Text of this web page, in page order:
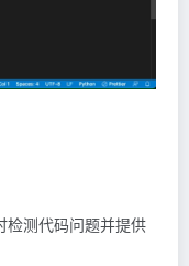
检测代码问题并提供